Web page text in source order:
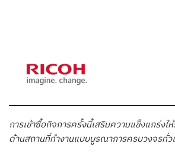
การเข้าซื้อกิจการครั้งนี้เสริมความแข็งแกร่งใ
ด้านสถานที่ทำงานแบบบูรณาการครบวงจรทั่ว